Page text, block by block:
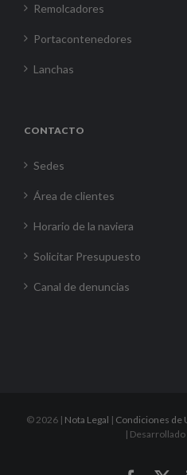
Remolcadores
Portacontenedores
Lanchas
CONTACTO
Sedes
Área de clientes
Horario de la naviera
Solicitar Presupuesto
Canal de denuncias
© 2026 | Nota Legal | Condiciones de
|